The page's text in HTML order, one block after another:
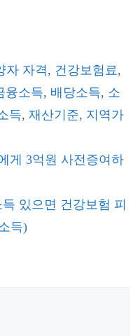
자 자격, 건강보험료,
융소득, 배당소득, 소
득, 재산기준, 지역가
게 3억원 사전증여하
있으면 건강보험 피
득)